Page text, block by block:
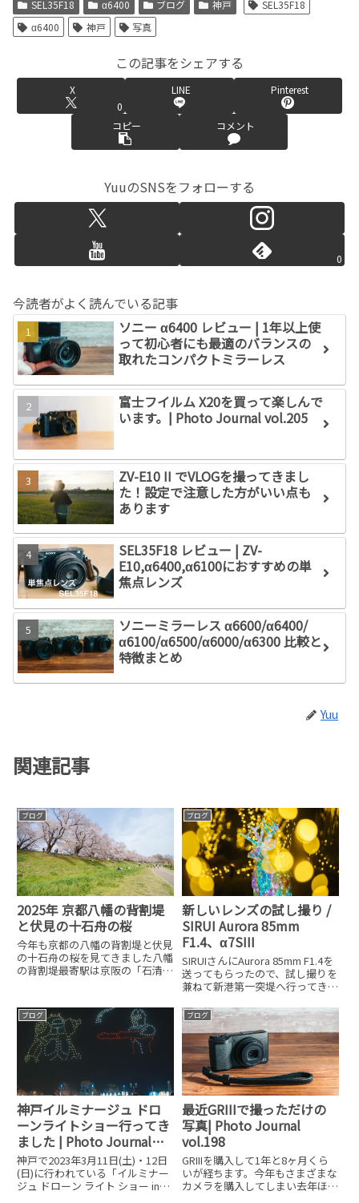
SEL35F18 α6400 ブログ 神戸
SEL35F18
α6400
神戸 写真
この記事をシェアする
X
0
LINE Pinterest
コピー コメント
YuuのSNSをフォローする
0
今読者がよく読んでいる記事
ソニー α6400 レビュー | 1年以上使
って初心者にも最適のバランスの
取れたコンパクトミラーレス
富士フイルム X20を買って楽しんで
います。| Photo Journal vol.205
ZV-E10 II でVLOGを撮ってきまし
た！設定で注意した方がいい点も
あります
SEL35F18 レビュー | ZV-
E10,α6400,α6100におすすめの単
焦点レンズ
ソニーミラーレス α6600/α6400/
α6100/α6500/α6000/α6300 比較と
特徴まとめ
Yuu
関連記事
ブログ
2025年 京都八幡の背割堤
と伏見の十石舟の桜
今年も京都の八幡の背割堤と伏見
の十石舟の桜を見てきました八幡
の背割堤最寄駅は京阪の「石清水
に分かると思います。食べ物や飲
み物は駅前のコンビニが最後のコ
ンビニなので、欲しい人は購入
ブログ
新しいレンズの試し撮り /
SIRUI Aurora 85mm
F1.4、α7SIII
SIRUIさんにAurora 85mm F1.4を
送ってもらったので、試し撮りを
兼ねて新港第一突堤へ行ってきま
イムラプスを撮りたくてSONY
SEL1625Gも持っていきました。
SONY SEL1625Gで長時
ブログ
神戸イルミナージュ ドロ
ーンライトショー行ってき
ました | Photo Journal
vol.351
神戸で2023年3月11日(土)・12日
(日)に行われている「イルミナー
ジュ ドローン ライト ショー in
ブログ
最近GRIIIで撮っただけの
写真| Photo Journal
vol.198
GRIIIを購入して1年と8ヶ月くら
いが経ちます。今年もさまざまな
カメラを購入してしまい去年ほど